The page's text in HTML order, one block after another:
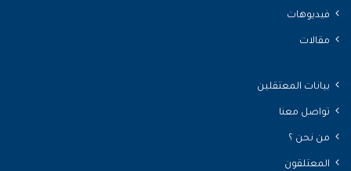
فيديوهات
مقالات
بيانات المعتقلين
تواصل معنا
من نحن ؟
المعتلقون